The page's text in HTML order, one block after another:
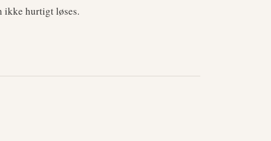
ikke hurtigt løses.